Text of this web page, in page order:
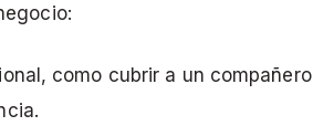
como cubrir a un compañero